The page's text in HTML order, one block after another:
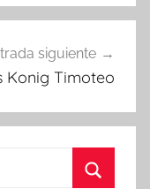
siguiente
Konig Timoteo